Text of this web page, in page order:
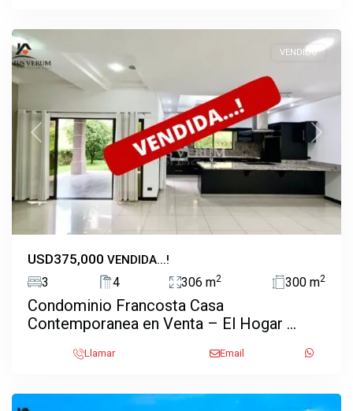
Previous Next
VENDIDO
USD375,000 VENDIDA...!
3 4 306 m2 300 m2
Condominio Francosta Casa
Contemporanea en Venta – El Hogar ...
Llamar Email